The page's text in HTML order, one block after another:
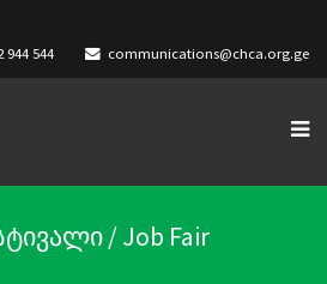
944 544 communications@chca.org.ge
/ Job Fair